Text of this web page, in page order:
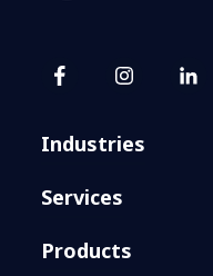
Industries
Services
Products